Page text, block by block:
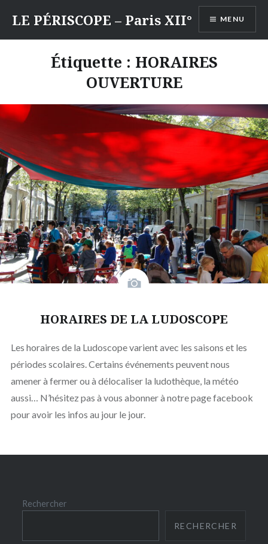
contenu
LE PÉRISCOPE – Paris XII° MENU
Étiquette : HORAIRES
OUVERTURE
HORAIRES DE LA LUDOSCOPE
Les horaires de la Ludoscope varient avec les saisons et les
périodes scolaires. Certains événements peuvent nous
amener à fermer ou à délocaliser la ludothèque, la météo
aussi… N’hésitez pas à vous abonner à notre page facebook
pour avoir les infos au jour le jour.
Rechercher
RECHERCHER